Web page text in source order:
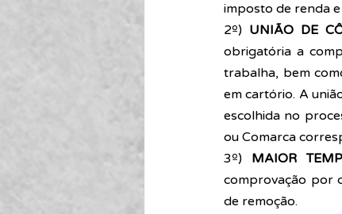
imposto de renda
2º) UNIÃO DE
obrigatória a
trabalha, bem
em cartório. A
escolhida no
ou Comarca
3º) MAIOR
comprovação por
de remoção.